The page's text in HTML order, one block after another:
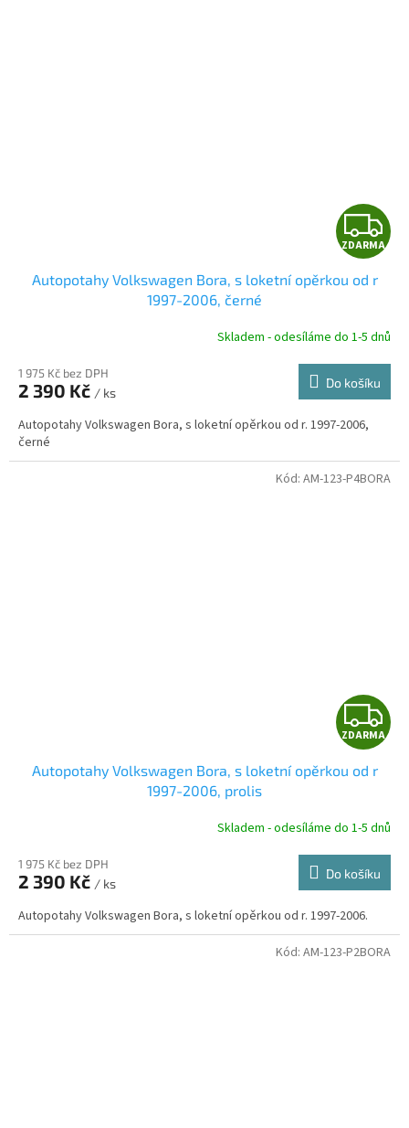
Z
D
R
ZDARMA
Autopotahy Volkswagen Bora, s loketní opěrkou od r
1997-2006, černé
Skladem - odesíláme do 1-5 dnů
1 975 Kč bez DPH
2 390 Kč / ks
Do košíku
Autopotahy Volkswagen Bora, s loketní opěrkou od r. 1997-2006,
černé
Z
D
R
ZDARMA
Autopotahy Volkswagen Bora, s loketní opěrkou od r
1997-2006, prolis
Skladem - odesíláme do 1-5 dnů
1 975 Kč bez DPH
2 390 Kč / ks
Do košíku
Autopotahy Volkswagen Bora, s loketní opěrkou od r. 1997-2006.
Kód: AM-123-P4BORA
Kód: AM-123-P2BORA